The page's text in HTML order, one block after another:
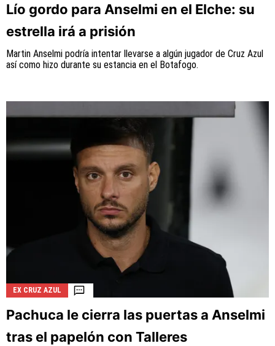
Lío gordo para Anselmi en el Elche: su
estrella irá a prisión
Martin Anselmi podría intentar llevarse a algún jugador de Cruz Azul
así como hizo durante su estancia en el Botafogo.
EX CRUZ AZUL
Pachuca le cierra las puertas a Anselmi
tras el papelón con Talleres